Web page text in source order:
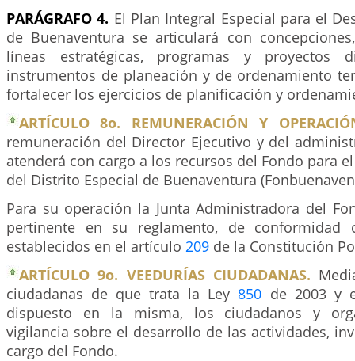
PARÁGRAFO 4. El Plan Integral Especial para el
de Buenaventura se articulará con
líneas estratégicas, programas y proyectos
instrumentos de planeación y de ordenamiento
fortalecer los ejercicios de planificación y
ARTÍCULO 8o. REMUNERACIÓN Y
remuneración del Director Ejecutivo y del
atenderá con cargo a los recursos del Fondo para
del Distrito Especial de Buenaventura
Para su operación la Junta Administradora del
pertinente en su reglamento, de conformidad
establecidos en el artículo 209 de la Constitución
ARTÍCULO 9o. VEEDURÍAS CIUDADANAS.
ciudadanas de que trata la Ley 850 de 2003 y
dispuesto en la misma, los ciudadanos y
vigilancia sobre el desarrollo de las actividades,
cargo del Fondo.